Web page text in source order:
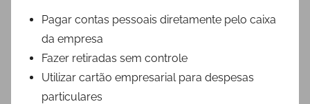
Pagar contas pessoais diretamente pelo caixa
da empresa
Fazer retiradas sem controle
Utilizar cartão empresarial para despesas
particulares